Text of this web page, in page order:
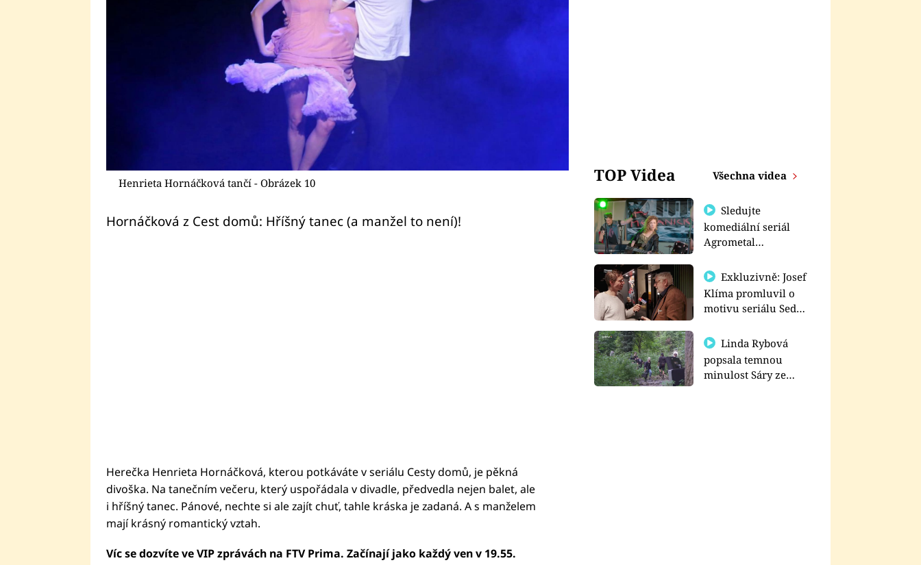
Henrieta Hornáčková tančí - Obrázek 10
Hornáčková z Cest domů: Hříšný tanec (a manžel to není)!
Herečka Henrieta Hornáčková, kterou potkáváte v seriálu Cesty domů, je pěkná
divoška. Na tanečním večeru, který uspořádala v divadle, předvedla nejen balet, ale
i hříšný tanec. Pánové, nechte si ale zajít chuť, tahle kráska je zadaná. A s manželem
mají krásný romantický vztah.
Víc se dozvíte ve VIP zprávách na FTV Prima. Začínají jako každý ven v 19.55.
TOP Videa Všechna videa
Sledujte
komediální seriál
Agrometal
prima+
Exkluzivně: Josef
Klíma promluvil o
motivu seriálu Sedm
Linda Rybová
popsala temnou
minulost Sáry ze